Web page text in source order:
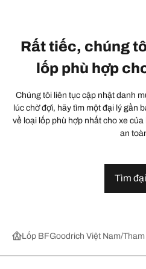
Rất tiếc, chúng
lốp phù hợp
Chúng tôi liên tục cập nhật danh
lúc chờ đợi, hãy tìm một đại lý gần
về loại lốp phù hợp nhất cho xe
an
Tìm
Lốp BFGoodrich Việt Nam